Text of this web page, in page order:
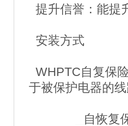
提升信誉：能提
安装方式
WHPTC自复保
于被保护电器的
自恢复保险